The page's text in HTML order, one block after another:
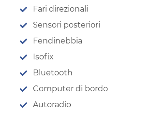
Fari direzionali
Sensori posteriori
Fendinebbia
Isofix
Bluetooth
Computer di bordo
Autoradio